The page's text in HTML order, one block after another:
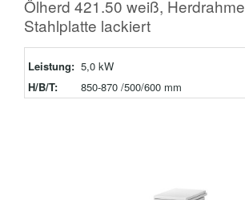
Ölherd 421.50 weiß,
Stahlplatte lackiert
Leistung: 5,0 kW
H/B/T:
850-870 /500/600 mm